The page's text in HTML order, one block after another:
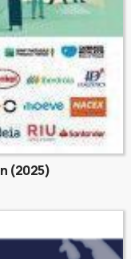
(2025)